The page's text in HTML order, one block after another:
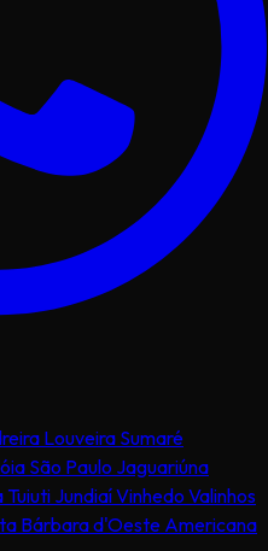
Louveira Sumaré
São Paulo Jaguariúna
Tuiuti JundiaíVinhedo Valinhos
Bárbara d'Oeste Americana